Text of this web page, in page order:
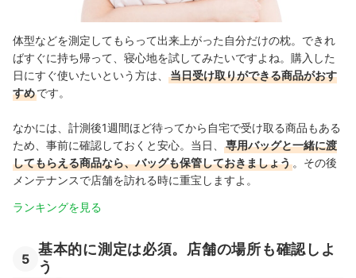
体型などを測定してもらって出来上がった自分だけの枕。できれ
ばすぐに持ち帰って、寝心地を試してみたいですよね。購入した
日にすぐ使いたいという方は、
当日受け取りができる商品がおす
すめです。
なかには、計測後1週間ほど待ってから自宅で受け取る商品もある
ため、事前に確認しておくと安心。当日、
専用バッグと一緒に渡
してもらえる商品なら、バッグも保管しておきましょう 。その後
メンテナンスで店舗を訪れる時に重宝しますよ。
ランキングを見る
5
基本的に測定は必須。店舗の場所も確認しよ
う